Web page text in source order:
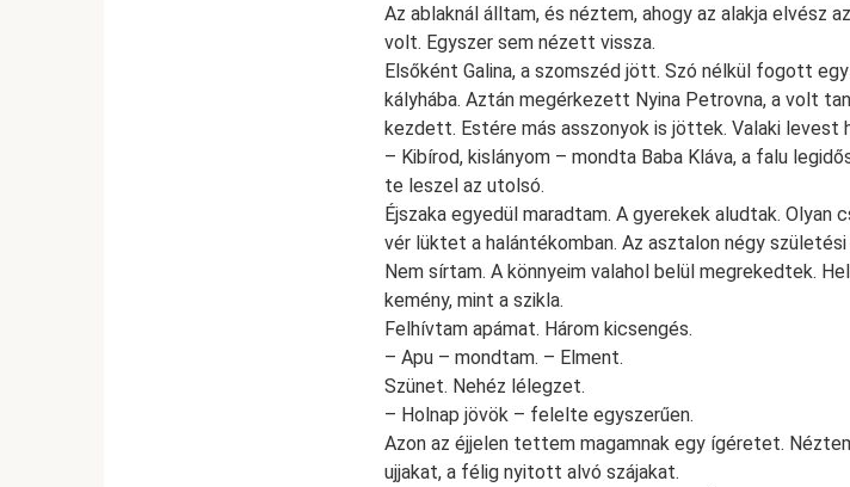
Az ablaknál álltam, és néztem, ahogy az alakja elvész
volt. Egyszer sem nézett vissza.
Elsőként Galina, a szomszéd jött. Szó nélkül fogott
kályhába. Aztán megérkezett Nyina Petrovna, a volt
kezdett. Estére más asszonyok is jöttek. Valaki levest
– Kibírod, kislányom – mondta Baba Kláva, a falu
te leszel az utolsó.
Éjszaka egyedül maradtam. A gyerekek aludtak. Olyan
vér lüktet a halántékomban. Az asztalon négy születési
Nem sírtam. A könnyeim valahol belül megrekedtek.
kemény, mint a szikla.
Felhívtam apámat. Három kicsengés.
– Apu – mondtam. – Elment.
Szünet. Nehéz lélegzet.
– Holnap jövök – felelte egyszerűen.
Azon az éjjelen tettem magamnak egy ígéretet.
ujjakat, a félig nyitott alvó szájakat.